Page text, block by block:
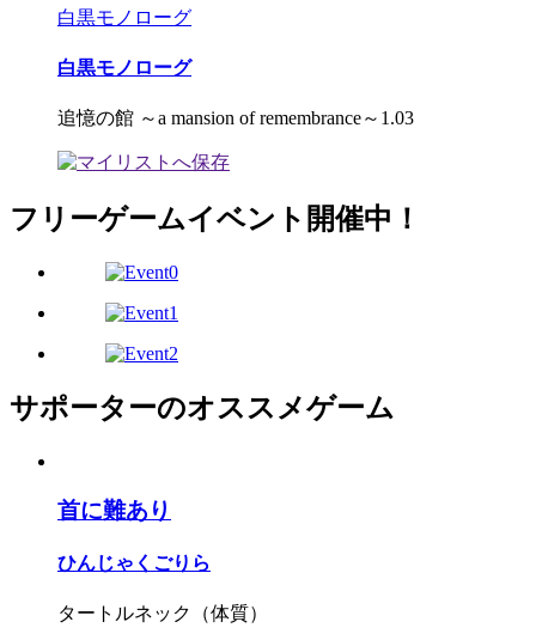
白黒モノローグ
白黒モノローグ
追憶の館 ～a mansion of remembrance～1.03
フリーゲームイベント開催中！
サポーターのオススメゲーム
首に難あり
ひんじゃくごりら
タートルネック（体質）